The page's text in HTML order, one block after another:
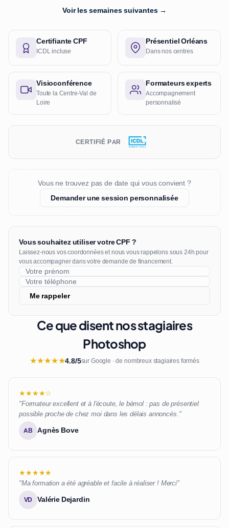
Voir les semaines suivantes →
Certifiante CPF
ICDL incluse
Présentiel Orléans
Dans nos centres
Visioconférence
Toute la Centre-Val de
Loire
Formateurs experts
Accompagnement
personnalisé
CERTIFIÉ PAR
Vous ne trouvez pas de date qui vous convient ?
Demander une session personnalisée
Vous souhaitez utiliser votre CPF ?
Laissez-nous vos coordonnées et nous vous rappelons sous 24h pour
vous accompagner dans votre demande de financement.
Me rappeler
Ce que disent nos stagiaires
Photoshop
★★★★★4.8/5sur Google · de nombreux stagiaires formés
★★★★☆
"Formateur excellent et à l'écoute, le bémol : pas de présentiel
possible proche de chez moi dans les délais annoncés."
AB Agnès Bove
★★★★★
"Ma formation a été agréable et facile à réaliser ! Merci"
VD Valérie Dejardin